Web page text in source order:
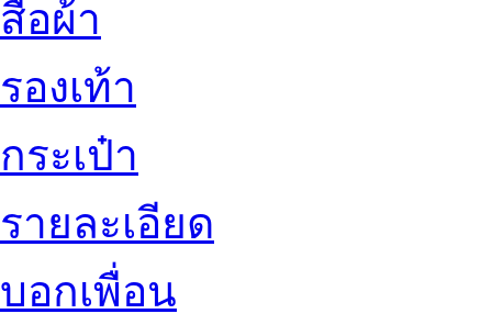
สื้อผ้า
รองเท้า
กระเป๋า
รายละเอียด
บอกเพื่อน